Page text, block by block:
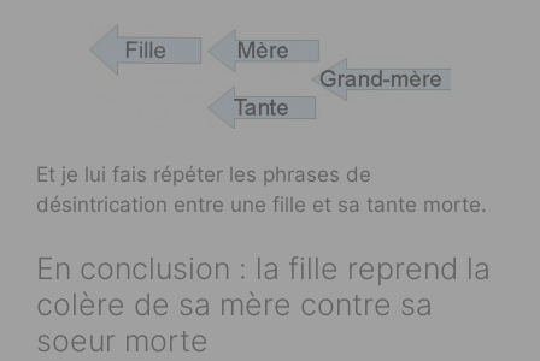
Et je lui fais répéter les phrases de
désintrication entre une fille et sa tante morte.
En conclusion : la fille reprend la
colère de sa mère contre sa
soeur morte